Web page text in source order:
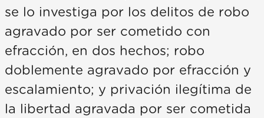
se lo investiga por los delitos de robo
agravado por ser cometido con
efracción, en dos hechos; robo
doblemente agravado por efracción y
escalamiento; y privación ilegítima de
la libertad agravada por ser cometida